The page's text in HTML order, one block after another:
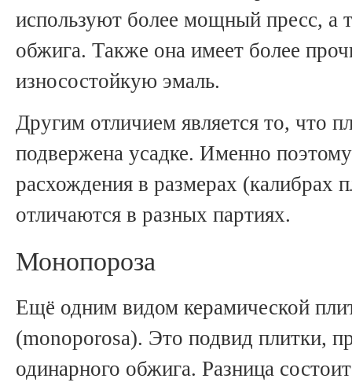
используют более мощный пресс, а
обжига. Также она имеет более
износостойкую эмаль.
Другим отличием является то, что
подвержена усадке. Именно поэтому
расхождения в размерах (калибрах
отличаются в разных партиях.
Монопороза
Ещё одним видом керамической
(monoporosa). Это подвид плитки,
одинарного обжига. Разница